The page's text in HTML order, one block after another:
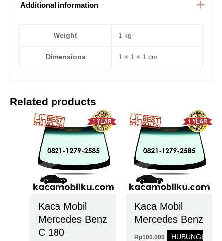
Additional information
Weight 1 kg
Dimensions 1 × 1 × 1 cm
Related products
Kaca Mobil
Mercedes Benz
C 180
Kaca Mobil
Mercedes Benz
Rp100.000
HUBUNGI